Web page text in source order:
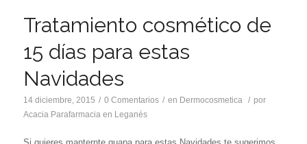
Tratamiento cosmético de
15 días para estas
Navidades
14 diciembre, 2015 / 0 Comentarios / en Dermocosmetica / por
Acacia Parafarmacia en Leganés